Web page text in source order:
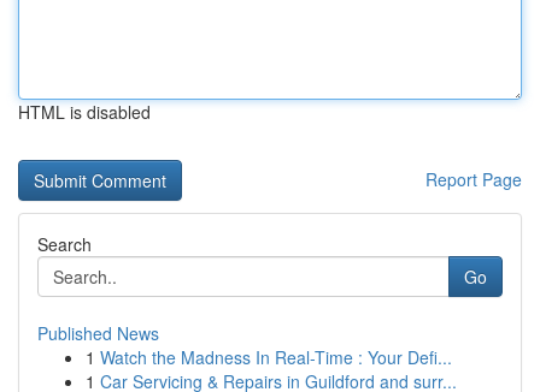
HTML is disabled
Report Page
Search
Go
Published News
1 Watch the Madness In Real-Time : Your Defi...
1 Car Servicing & Repairs in Guildford and surr...